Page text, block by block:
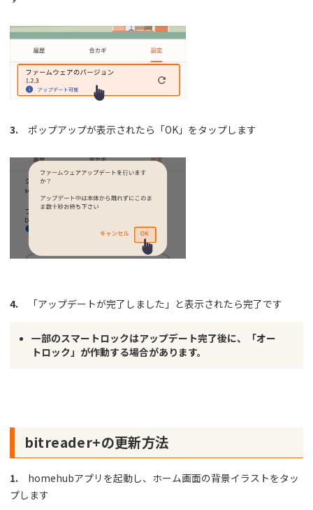
3. ポップアップが表示されたら「OK」をタップします
4. 「アップデートが完了しました」と表示されたら完了です
一部のスマートロックはアップデート完了後に、「オー
トロック」が作動する場合があります。
bitreader+の更新方法
1. homehubアプリを起動し、ホーム画面の背景イラストをタッ
プします